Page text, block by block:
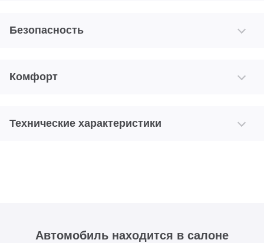
Безопасность
Комфорт
Технические характеристики
Автомобиль находится в салоне